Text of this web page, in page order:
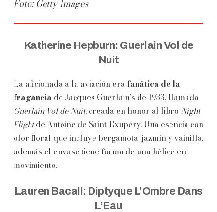
Foto: Getty Images
Katherine Hepburn: Guerlain Vol de
Nuit
La aficionada a la aviación era fanática de la
fragancia de Jacques Guerlain’s de 1933, llamada
Guerlain Vol de Nuit, creada en honor al libro Night
Flightde Antoine de Saint-Exupéry. Una esencia con
olor floral que incluye bergamota, jazmín y vainilla,
además el envase tiene forma de una hélice en
movimiento.
Lauren Bacall: Diptyque L’Ombre Dans
L’Eau